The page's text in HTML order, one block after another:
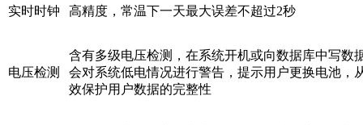
实时时钟 高精度，常温下一天最大误差不超过2秒
电压检测
含有多级电压检测，在系统开机或向数据库中写数
会对系统低电情况进行警告，提示用户更换电池，
效保护用户数据的完整性